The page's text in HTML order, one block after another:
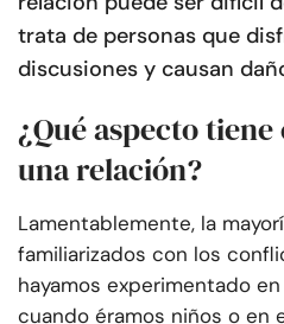
trata de personas que
discusiones y causan
¿Qué aspecto
una relación?
Lamentablemente, la
familiarizados con los
hayamos experimentado
cuando éramos niños o en